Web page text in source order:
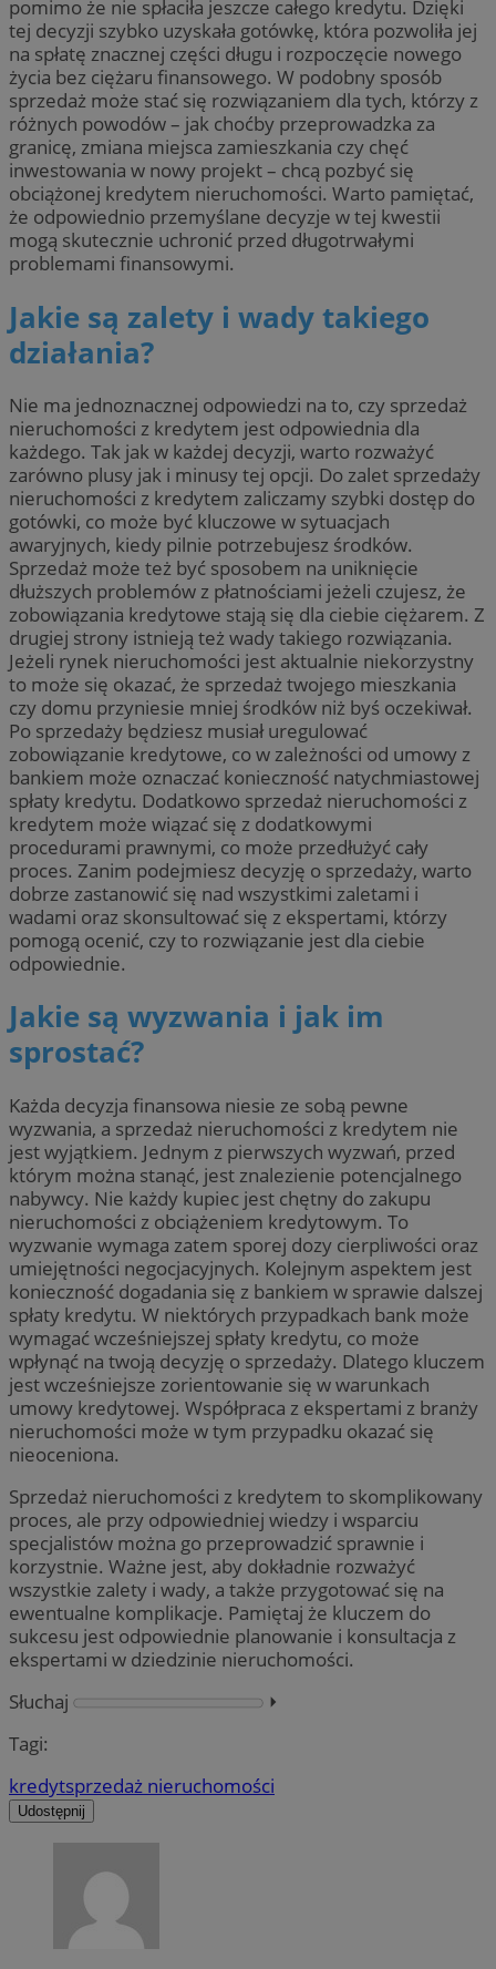
pomimo że nie spłaciła jeszcze całego kredytu. Dzięki
tej decyzji szybko uzyskała gotówkę, która pozwoliła jej
na spłatę znacznej części długu i rozpoczęcie nowego
życia bez ciężaru finansowego. W podobny sposób
sprzedaż może stać się rozwiązaniem dla tych, którzy z
różnych powodów – jak choćby przeprowadzka za
granicę, zmiana miejsca zamieszkania czy chęć
inwestowania w nowy projekt – chcą pozbyć się
obciążonej kredytem nieruchomości. Warto pamiętać,
że odpowiednio przemyślane decyzje w tej kwestii
mogą skutecznie uchronić przed długotrwałymi
problemami finansowymi.
Jakie są zalety i wady takiego
działania?
Nie ma jednoznacznej odpowiedzi na to, czy sprzedaż
nieruchomości z kredytem jest odpowiednia dla
każdego. Tak jak w każdej decyzji, warto rozważyć
zarówno plusy jak i minusy tej opcji. Do zalet sprzedaży
nieruchomości z kredytem zaliczamy szybki dostęp do
gotówki, co może być kluczowe w sytuacjach
awaryjnych, kiedy pilnie potrzebujesz środków.
Sprzedaż może też być sposobem na uniknięcie
dłuższych problemów z płatnościami jeżeli czujesz, że
zobowiązania kredytowe stają się dla ciebie ciężarem. Z
drugiej strony istnieją też wady takiego rozwiązania.
Jeżeli rynek nieruchomości jest aktualnie niekorzystny
to może się okazać, że sprzedaż twojego mieszkania
czy domu przyniesie mniej środków niż byś oczekiwał.
Po sprzedaży będziesz musiał uregulować
zobowiązanie kredytowe, co w zależności od umowy z
bankiem może oznaczać konieczność natychmiastowej
spłaty kredytu. Dodatkowo sprzedaż nieruchomości z
kredytem może wiązać się z dodatkowymi
procedurami prawnymi, co może przedłużyć cały
proces. Zanim podejmiesz decyzję o sprzedaży, warto
dobrze zastanowić się nad wszystkimi zaletami i
wadami oraz skonsultować się z ekspertami, którzy
pomogą ocenić, czy to rozwiązanie jest dla ciebie
odpowiednie.
Jakie są wyzwania i jak im
sprostać?
Każda decyzja finansowa niesie ze sobą pewne
wyzwania, a sprzedaż nieruchomości z kredytem nie
jest wyjątkiem. Jednym z pierwszych wyzwań, przed
którym można stanąć, jest znalezienie potencjalnego
nabywcy. Nie każdy kupiec jest chętny do zakupu
nieruchomości z obciążeniem kredytowym. To
wyzwanie wymaga zatem sporej dozy cierpliwości oraz
umiejętności negocjacyjnych. Kolejnym aspektem jest
konieczność dogadania się z bankiem w sprawie dalszej
spłaty kredytu. W niektórych przypadkach bank może
wymagać wcześniejszej spłaty kredytu, co może
wpłynąć na twoją decyzję o sprzedaży. Dlatego kluczem
jest wcześniejsze zorientowanie się w warunkach
umowy kredytowej. Współpraca z ekspertami z branży
nieruchomości może w tym przypadku okazać się
nieoceniona.
Sprzedaż nieruchomości z kredytem to skomplikowany
proces, ale przy odpowiedniej wiedzy i wsparciu
specjalistów można go przeprowadzić sprawnie i
korzystnie. Ważne jest, aby dokładnie rozważyć
wszystkie zalety i wady, a także przygotować się na
ewentualne komplikacje. Pamiętaj że kluczem do
sukcesu jest odpowiednie planowanie i konsultacja z
ekspertami w dziedzinie nieruchomości.
Słuchaj
⏵︎
Tagi:
kredytsprzedaż nieruchomości
Udostępnij